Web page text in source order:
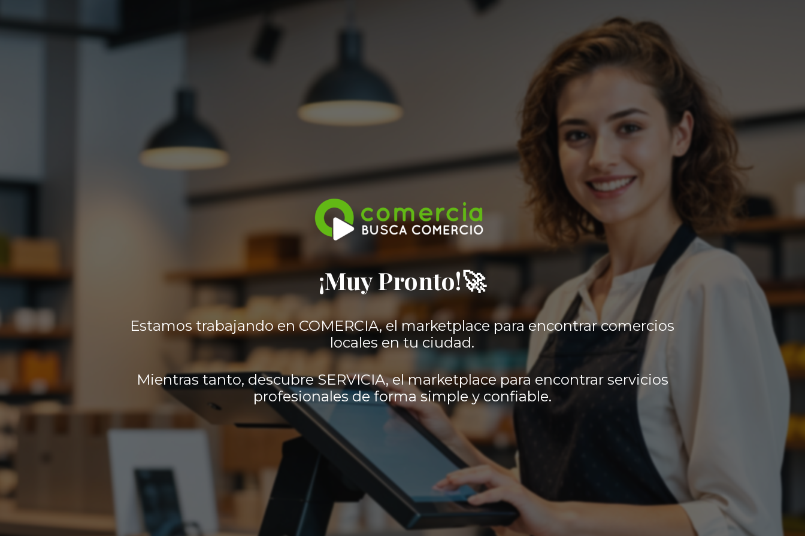
¡Muy Pronto!🚀
Estamos trabajando en COMERCIA, el marketplace para encontrar comercios
locales en tu ciudad.
Mientras tanto, descubre SERVICIA, el marketplace para encontrar servicios
profesionales de forma simple y confiable.